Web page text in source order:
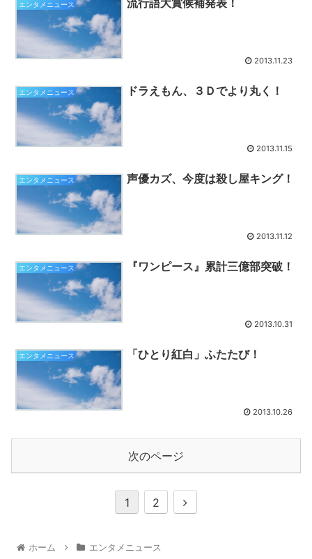
エンタメニュース 流行語大賞候補発表！
2013.11.23
エンタメニュース ドラえもん、３Ｄでより丸く！
2013.11.15
エンタメニュース 声優カズ、今度は殺し屋キング！
2013.11.12
エンタメニュース 『ワンピース』累計三億部突破！
2013.10.31
エンタメニュース 「ひとり紅白」ふたたび！
2013.10.26
次のページ
1 2
ホーム エンタメニュース